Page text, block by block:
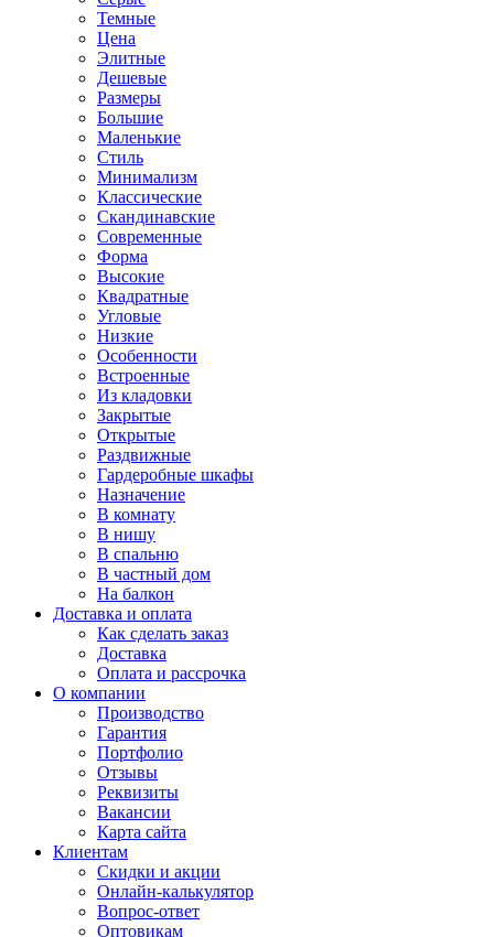
Темные
Цена
Элитные
Дешевые
Размеры
Большие
Маленькие
Стиль
Минимализм
Классические
Скандинавские
Современные
Форма
Высокие
Квадратные
Угловые
Низкие
Особенности
Встроенные
Из кладовки
Закрытые
Открытые
Раздвижные
Гардеробные шкафы
Назначение
В комнату
В нишу
В спальню
В частный дом
На балкон
Доставка и оплата
Как сделать заказ
Доставка
Оплата и рассрочка
О компании
Производство
Гарантия
Портфолио
Отзывы
Реквизиты
Вакансии
Карта сайта
Клиентам
Скидки и акции
Онлайн-калькулятор
Вопрос-ответ
Оптовикам